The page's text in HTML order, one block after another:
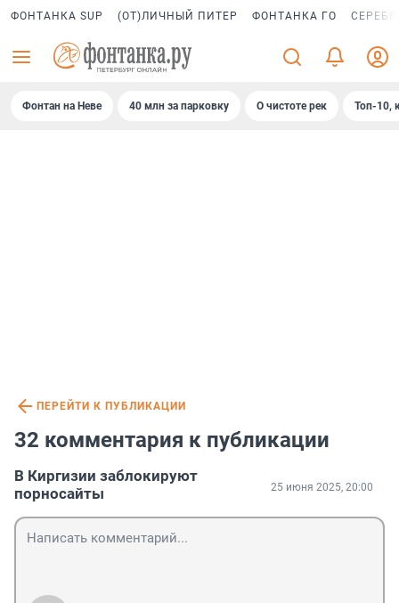
ФОНТАНКА SUP (ОТ)ЛИЧНЫЙ ПИТЕР ФОНТАНКА ГО
Фонтан на Неве 40 млн за парковку О чистоте рек Топ-10,
ПЕРЕЙТИ К ПУБЛИКАЦИИ
32 комментария к публикации
В Киргизии заблокируют
порносайты
25 июня 2025, 20:00